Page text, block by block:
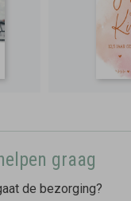
graag
de bezorging?